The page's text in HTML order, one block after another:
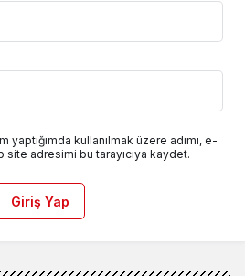
kullanılmak üzere adımı, e-
adresimi bu tarayıcıya kaydet.
Giriş Yap